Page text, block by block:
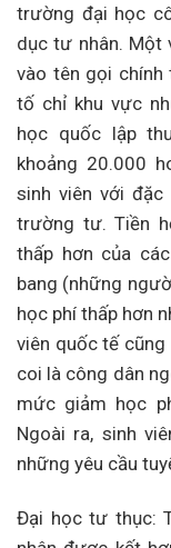
trường đại học
dục tư nhân. Một
vào tên gọi chính
tố chỉ khu vực
học quốc lập
khoảng 20.000
sinh viên với
trường tư. Tiền
thấp hơn của
bang (những
học phí thấp hơn
viên quốc tế
coi là công dân
mức giảm học
Ngoài ra, sinh
những yêu cầu
Đại học tư thục: